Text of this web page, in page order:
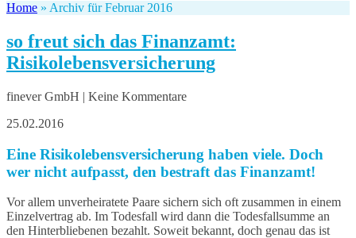
Home » Archiv für Februar 2016
so freut sich das Finanzamt:
Risikolebensversicherung
finever GmbH | Keine Kommentare
25.02.2016
Eine Risikolebensversicherung haben viele. Doch
wer nicht aufpasst, den bestraft das Finanzamt!
Vor allem unverheiratete Paare sichern sich oft zusammen in einem
Einzelvertrag ab. Im Todesfall wird dann die Todesfallsumme an
den Hinterbliebenen bezahlt. Soweit bekannt, doch genau das ist